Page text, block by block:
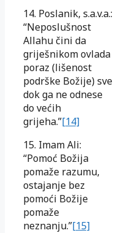
14. Poslanik, s.a.v.a.:
“Neposlušnost
Allahu čini da
griješnikom ovlada
poraz (lišenost
podrške Božije) sve
dok ga ne odnese
do većih
grijeha.”[14]
15. Imam Ali:
“Pomoć Božija
pomaže razumu,
ostajanje bez
pomoći Božije
pomaže
neznanju.”[15]